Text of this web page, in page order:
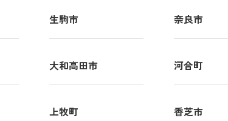
生駒市 奈良市
大和高田市 河合町
上牧町 香芝市